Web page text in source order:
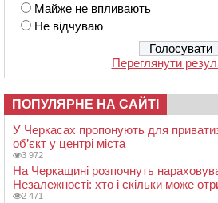
Майже не впливають
Не відчуваю
Переглянути
ПОПУЛЯРНЕ НА САЙТІ
У Черкасах пропонують для
об’єкт у центрі міста
3 972
На Черкащині розпочнуть
Незалежності: хто і скільки може
2 471